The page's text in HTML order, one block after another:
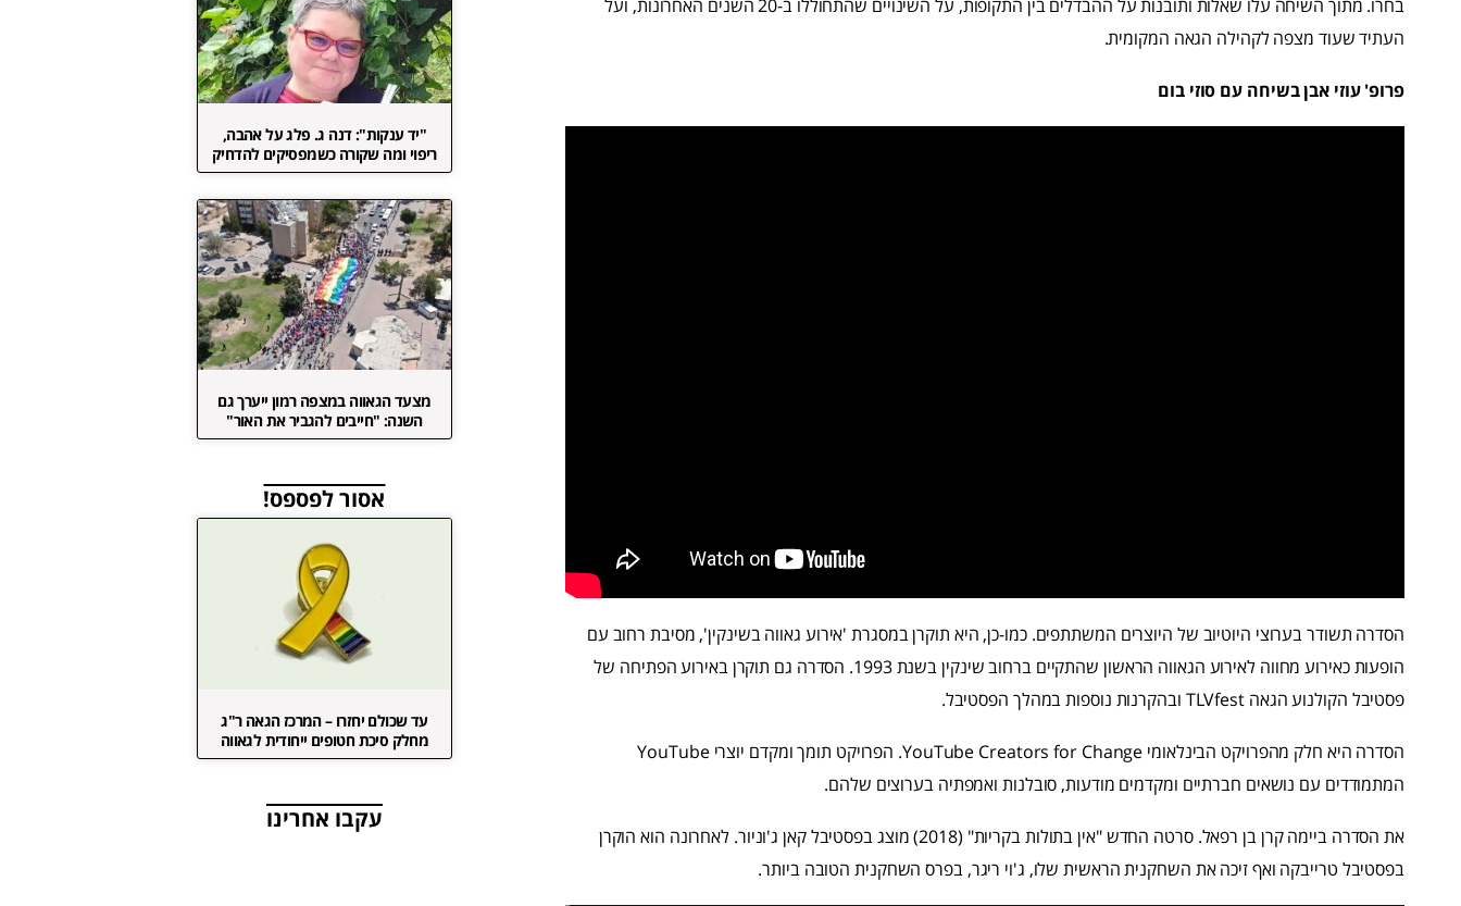
בחרו. מתוך השיחה עלו שאלות ותובנות על ההבדלים בין התקופות, על השינויים שהתחוללו ב-20 השנים האחרונות, ועל
העתיד שעוד מצפה לקהילה הגאה המקומית.
פרופ' עוזי אבן בשיחה עם סוזי בום
הסדרה תשודר בערוצי היוטיוב של היוצרים המשתתפים. כמו-כן, היא תוקרן במסגרת 'אירוע גאווה בשינקין', מסיבת רחוב עם
הופעות כאירוע מחווה לאירוע הגאווה הראשון שהתקיים ברחוב שינקין בשנת 1993. הסדרה גם תוקרן באירוע הפתיחה של
פסטיבל הקולנוע הגאה TLVfest ובהקרנות נוספות במהלך הפסטיבל.
הסדרה היא חלק מהפרויקט הבינלאומי YouTube Creators for Change. הפרויקט תומך ומקדם יוצרי YouTube
המתמודדים עם נושאים חברתיים ומקדמים מודעות, סובלנות ואמפתיה בערוצים שלהם.
את הסדרה ביימה קרן בן רפאל. סרטה החדש "אין בתולות בקריות" (2018) מוצג בפסטיבל קאן ג'וניור. לאחרונה הוא הוקרן
בפסטיבל טרייבקה ואף זיכה את השחקנית הראשית שלו, ג'וי ריגר, בפרס השחקנית הטובה ביותר.
"יד ענקות": דנה ג. פלג על אהבה,
ריפוי ומה שקורה כשמפסיקים להדחיק
מצעד הגאווה במצפה רמון ייערך גם
השנה: "חייבים להגביר את האור"
אסור לפספס!
עד שכולם יחזרו – המרכז הגאה ר"ג
מחלק סיכת חטופים ייחודית לגאווה
עקבו אחרינו